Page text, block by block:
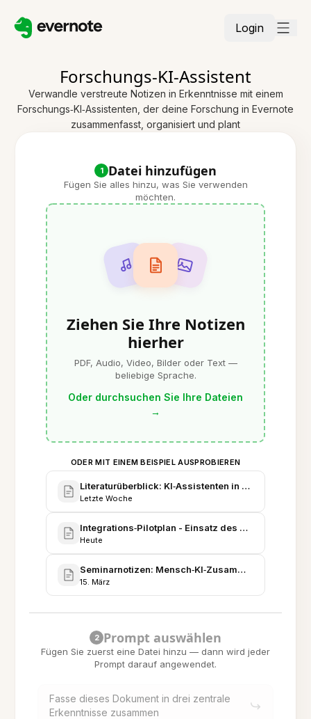
Login
Forschungs-KI-Assistent
Verwandle verstreute Notizen in Erkenntnisse mit einem
Forschungs‑KI‑Assistenten, der deine Forschung in Evernote
zusammenfasst, organisiert und plant
1 Datei hinzufügen
Fügen Sie alles hinzu, was Sie verwenden
möchten.
Ziehen Sie Ihre Notizen
hierher
PDF, Audio, Video, Bilder oder Text —
beliebige Sprache.
Oder durchsuchen Sie Ihre Dateien
→
ODER MIT EINEM BEISPIEL AUSPROBIEREN
Literaturüberblick: KI‑Assistenten in der
Letzte Woche
Integrations‑Pilotplan - Einsatz des
Heute
Seminarnotizen: Mensch‑KI‑Zusammenarbeit -
15. März
2 Prompt auswählen
Fügen Sie zuerst eine Datei hinzu — dann wird jeder
Prompt darauf angewendet.
Fasse dieses Dokument in drei zentrale
Erkenntnisse zusammen